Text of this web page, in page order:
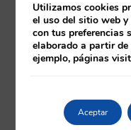
Utilizamos cookies
el uso del sitio web
con tus preferencias
elaborado a partir
ejemplo, páginas
Aceptar